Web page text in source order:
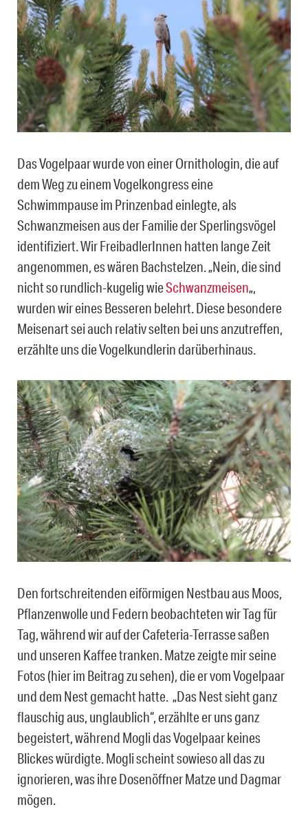
Das Vogelpaar wurde von einer Ornithologin, die auf
dem Weg zu einem Vogelkongress eine
Schwimmpause im Prinzenbad einlegte, als
Schwanzmeisen aus der Familie der Sperlingsvögel
identifiziert. Wir FreibadlerInnen hatten lange Zeit
angenommen, es wären Bachstelzen. „Nein, die sind
nicht so rundlich-kugelig wieSchwanzmeisen„,
wurden wir eines Besseren belehrt. Diese besondere
Meisenart sei auch relativ selten bei uns anzutreffen,
erzählte uns die Vogelkundlerin darüberhinaus.
Den fortschreitenden eiförmigen Nestbau aus Moos,
Pflanzenwolle und Federn beobachteten wir Tag für
Tag, während wir auf der Cafeteria-Terrasse saßen
und unseren Kaffee tranken. Matze zeigte mir seine
Fotos (hier im Beitrag zu sehen), die er vom Vogelpaar
und dem Nest gemacht hatte. „Das Nest sieht ganz
flauschig aus, unglaublich“, erzählte er uns ganz
begeistert, während Mogli das Vogelpaar keines
Blickes würdigte. Mogli scheint sowieso all das zu
ignorieren, was ihre Dosenöffner Matze und Dagmar
mögen.